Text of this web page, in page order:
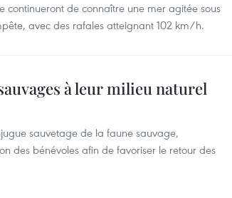
de connaître une mer agitée sous
avec des rafales atteignant 102 km/h.
à leur milieu naturel
sauvetage de la faune sauvage,
des bénévoles afin de favoriser le retour des